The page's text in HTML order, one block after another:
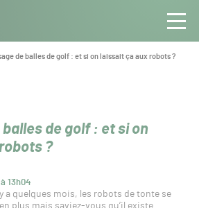
de balles de golf : et si on laissait ça aux robots ?
de golf : et si on
?
13h04
a quelques mois, les robots de tonte se
plus mais saviez-vous qu’il existe